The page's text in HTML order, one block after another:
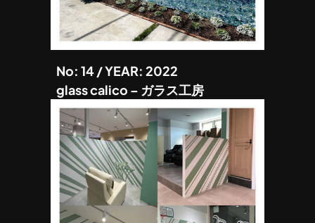
No: 14 / YEAR: 2022
glass calico – ガラス工房